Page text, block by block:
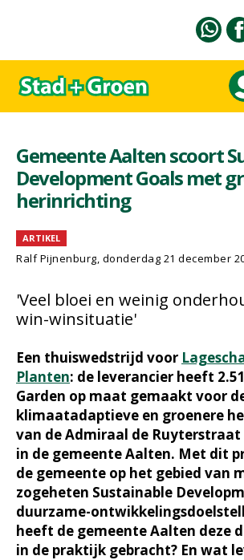
Gemeente Aalten scoort
Development Goals met
herinrichting
ARTIKEL
Ralf Pijnenburg, donderdag 21 december
'Veel bloei en weinig
win-winsituatie'
Een thuiswedstrijd voor
Planten: de leverancier heeft
Garden op maat gemaakt voor
klimaatadaptieve en groenere
van de Admiraal de
in de gemeente Aalten. Met dit
de gemeente op het gebied van
zogeheten Sustainable
duurzame-
heeft de gemeente Aalten deze
in de praktijk gebracht? En wat